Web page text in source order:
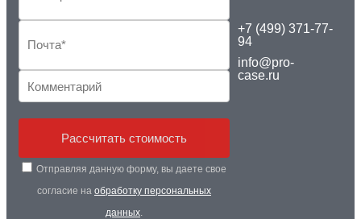
Рассчитать стоимость
Отправляя данную форму, вы даете свое
согласие на обработку персональных
данных.
+7 (499) 371-77-
94
info@pro-
case.ru